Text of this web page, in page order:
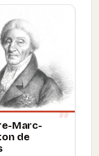
Marc-
de